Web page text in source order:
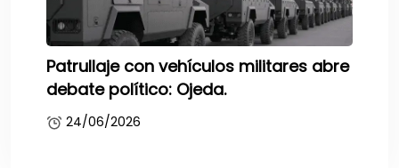
Patrullaje con vehículos militares abre
debate político: Ojeda.
24/06/2026